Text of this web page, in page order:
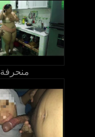
منحرفة